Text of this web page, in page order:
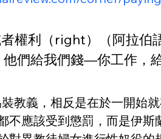
權利（right）（阿拉伯
們給我們錢—你工作，
教義，相反是在於一開始
應該受到懲罰，而是伊